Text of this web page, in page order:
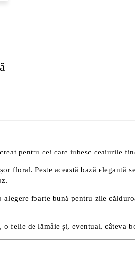
pentru cei care iubesc ceaiurile
floral. Peste această bază elegantă
alegere foarte bună pentru zile
felie de lămâie și, eventual, câteva